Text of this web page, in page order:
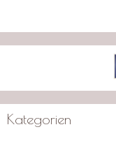
Kategorien